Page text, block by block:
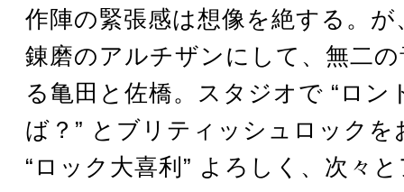
作陣の緊張感は想像を絶する。
錬磨のアルチザンにして、無二
る亀田と佐橋。スタジオで “ロン
ば？” とブリティッシュロックを
“ロック大喜利” よろしく、次々